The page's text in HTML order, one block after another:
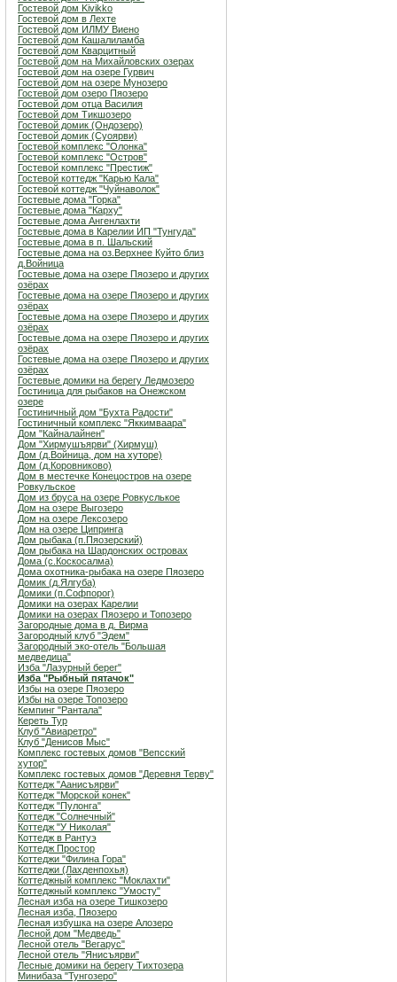
Гостевой дом Kivikko
Гостевой дом в Лехте
Гостевой дом ИЛМУ Виено
Гостевой дом Кашалиламба
Гостевой дом Кварцитный
Гостевой дом на Михайловских озерах
Гостевой дом на озере Гурвич
Гостевой дом на озере Мунозеро
Гостевой дом озеро Пяозеро
Гостевой дом отца Василия
Гостевой дом Тикшозеро
Гостевой домик (Ондозеро)
Гостевой домик (Суоярви)
Гостевой комплекс "Олонка"
Гостевой комплекс "Остров"
Гостевой комплекс "Престиж"
Гостевой коттедж "Карью Кала"
Гостевой коттедж "Чуйнаволок"
Гостевые дома "Горка"
Гостевые дома "Карху"
Гостевые дома Ангенлахти
Гостевые дома в Карелии ИП "Тунгуда"
Гостевые дома в п. Шальский
Гостевые дома на оз.Верхнее Куйто близ
д.Войница
Гостевые дома на озере Пяозеро и других
озёрах
Гостевые дома на озере Пяозеро и других
озёрах
Гостевые дома на озере Пяозеро и других
озёрах
Гостевые дома на озере Пяозеро и других
озёрах
Гостевые дома на озере Пяозеро и других
озёрах
Гостевые домики на берегу Ледмозеро
Гостиница для рыбаков на Онежском
озере
Гостиничный дом "Бухта Радости"
Гостиничный комплекс "Яккимваара"
Дом "Кайналайнен"
Дом "Хирмушъярви" (Хирмуш)
Дом (д.Войница, дом на хуторе)
Дом (д.Коровниково)
Дом в местечке Конецостров на озере
Ровкульское
Дом из бруса на озере Ровкуслькое
Дом на озере Выгозеро
Дом на озере Лексозеро
Дом на озере Ципринга
Дом рыбака (п.Пяозерский)
Дом рыбака на Шардонских островах
Дома (с.Коскосалма)
Дома охотника-рыбака на озере Пяозеро
Домик (д.Ялгуба)
Домики (п.Софпорог)
Домики на озерах Карелии
Домики на озерах Пяозеро и Топозеро
Загородные дома в д. Вирма
Загородный клуб "Эдем"
Загородный эко-отель "Большая
медведица"
Изба "Лазурный берег"
Изба "Рыбный пятачок"
Избы на озере Пяозеро
Избы на озере Топозеро
Кемпинг "Рантала"
Кереть Тур
Клуб "Авиаретро"
Клуб "Денисов Мыс"
Комплекс гостевых домов "Вепсский
хутор"
Комплекс гостевых домов "Деревня Терву"
Коттедж "Аанисъярви"
Коттедж "Морской конек"
Коттедж "Пулонга"
Коттедж "Солнечный"
Коттедж "У Николая"
Коттедж в Рантуэ
Коттедж Простор
Коттеджи "Филина Гора"
Коттеджи (Лахденпохья)
Коттеджный комплекс "Мoклахти"
Коттеджный комплекс "Умосту"
Лесная изба на озере Тишкозеро
Лесная изба, Пяозеро
Лесная избушка на озере Алозеро
Лесной дом "Медведь"
Лесной отель "Вегарус"
Лесной отель "Янисъярви"
Лесные домики на берегу Тихтозера
Минибаза "Тунгозеро"